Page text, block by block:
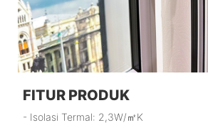
FITUR PRODUK
- Isolasi Termal: 2,3W/㎡K